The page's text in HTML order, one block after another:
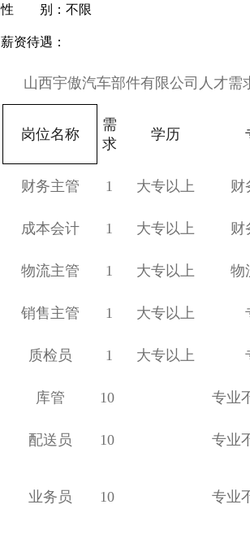
性 别：不限
薪资待遇：
山西宇傲汽车部件有限公司人才需
岗位名称
需
求
学历
财务主管 1 大专以上 财
成本会计 1 大专以上 财
物流主管 1 大专以上 物
销售主管 1 大专以上
质检员 1 大专以上
库管 10 专业
配送员 10 专业
业务员 10 专业